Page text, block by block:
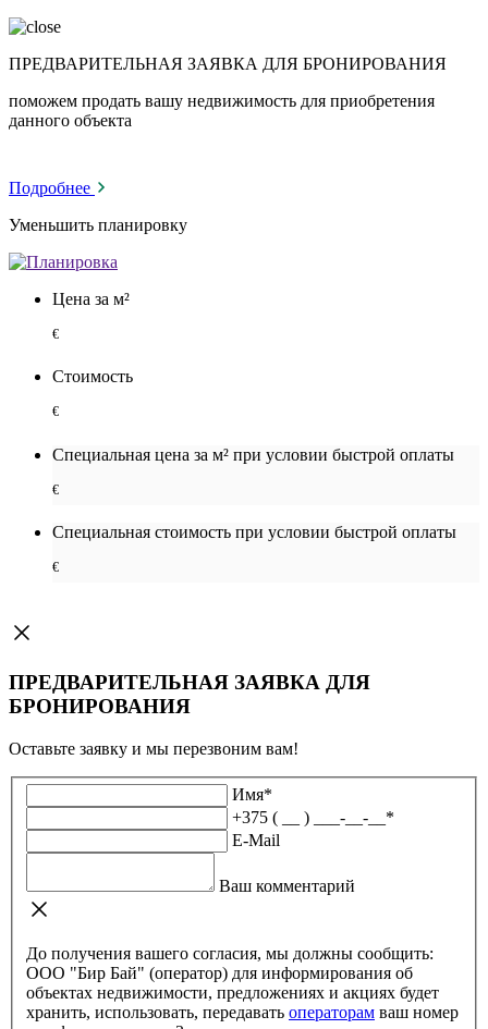
ПРЕДВАРИТЕЛЬНАЯ ЗАЯВКА ДЛЯ БРОНИРОВАНИЯ
поможем продать вашу недвижимость для приобретения
данного объекта
Подробнее
Уменьшить планировку
Цена за м²
€
Стоимость
€
Специальная цена за м² при условии быстрой оплаты
€
Специальная cтоимость при условии быстрой оплаты
€
ПРЕДВАРИТЕЛЬНАЯ ЗАЯВКА ДЛЯ
БРОНИРОВАНИЯ
Оставьте заявку и мы перезвоним вам!
Имя*
+375 ( __ ) ___-__-__ *
E-Mail
Ваш комментарий
До получения вашего согласия, мы должны сообщить:
ООО "Бир Бай" (оператор) для информирования об
объектах недвижимости, предложениях и акциях будет
хранить, использовать, передавать операторам